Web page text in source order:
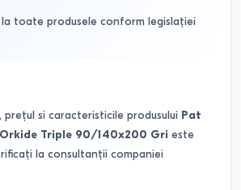
toate produsele conform legislației
si caracteristicile produsului Pat
Triple 90/140x200 Gri este
la consultanții companiei